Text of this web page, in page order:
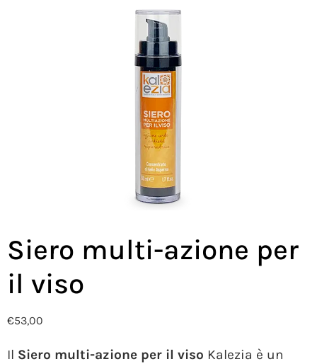
Siero multi-azione per
il viso
€53,00
Il Siero multi-azione per il viso Kalezia è un